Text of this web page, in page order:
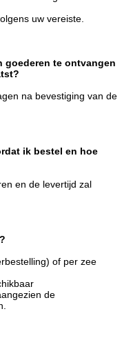
uw vereiste.
goederen te ontvangen
na bevestiging van de
ik bestel en hoe
en de levertijd zal
of per zee
de